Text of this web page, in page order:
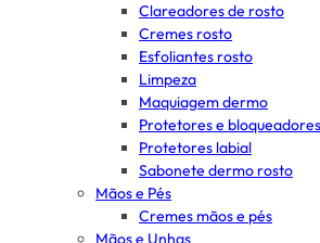
Clareadores de rosto
Cremes rosto
Esfoliantes rosto
Limpeza
Maquiagem dermo
Protetores e
Protetores labial
Sabonete dermo rosto
Mãos e Pés
Cremes mãos e pés
Mãos e Unhas